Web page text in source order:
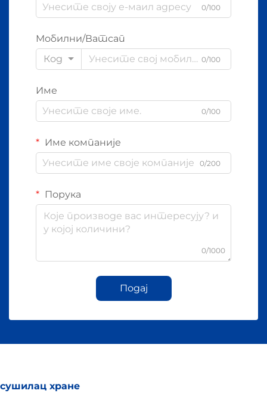
0/100
Мобилни/Ватсап
Код
0/100
Име
0/100
Име компаније
0/200
Порука
0/1000
Подај
сушилац хране